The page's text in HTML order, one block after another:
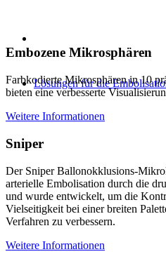
Lösungen für die
Embozene Mikrosphären
Farbkodierte Mikrosphären in 10
bieten eine verbesserte
Weitere Informationen
Sniper
Der Sniper Ballonokklusions-
arterielle Embolisation durch die
und wurde entwickelt, um die
Vielseitigkeit bei einer breiten
Verfahren zu verbessern.
Weitere Informationen